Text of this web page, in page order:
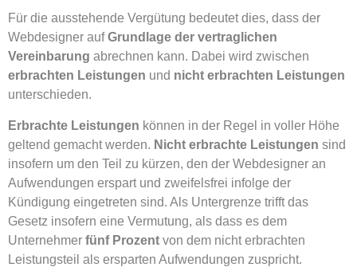
Für die ausstehende Vergütung bedeutet dies, dass der
Webdesigner aufGrundlage der vertraglichen
Vereinbarung abrechnen kann. Dabei wird zwischen
erbrachten Leistungen und nicht erbrachten Leistungen
unterschieden.
Erbrachte Leistungen können in der Regel in voller Höhe
geltend gemacht werden. Nicht erbrachte Leistungen sind
insofern um den Teil zu kürzen, den der Webdesigner an
Aufwendungen erspart und zweifelsfrei infolge der
Kündigung eingetreten sind. Als Untergrenze trifft das
Gesetz insofern eine Vermutung, als dass es dem
Unternehmer fünf Prozent von dem nicht erbrachten
Leistungsteil als ersparten Aufwendungen zuspricht.